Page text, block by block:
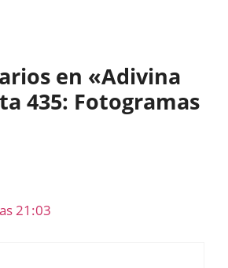
en «Adivina
435: Fotogramas
21:03